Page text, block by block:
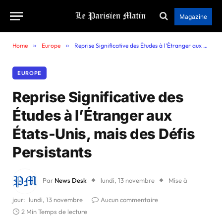
Magazine
Home » Europe » Reprise Significative des Études à l’Étranger aux États-Unis, mais des Défis Persistants
EUROPE
Reprise Significative des
Études à l’Étranger aux
États-Unis, mais des Défis
Persistants
Par News Desk lundi, 13 novembre Mise à
jour: lundi, 13 novembre
Aucun commentaire
2 Min Temps de lecture